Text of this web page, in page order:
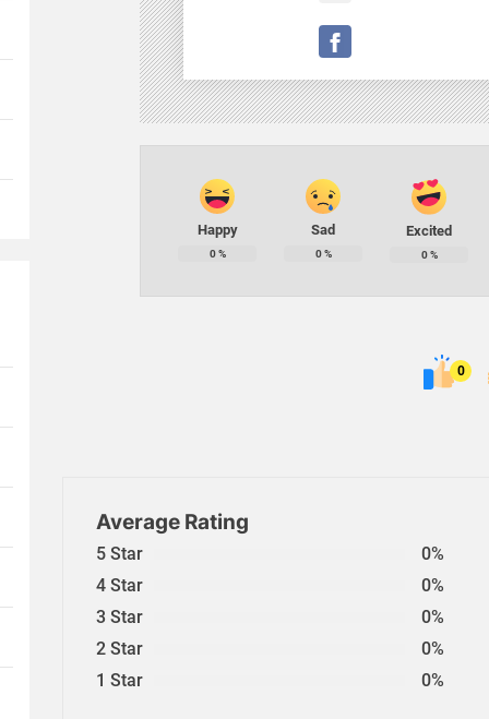
Happy
0%
Sad
0%
Excited
0%
0
Average Rating
5 Star
0%
4 Star
0%
3 Star
0%
2 Star
0%
1 Star
0%